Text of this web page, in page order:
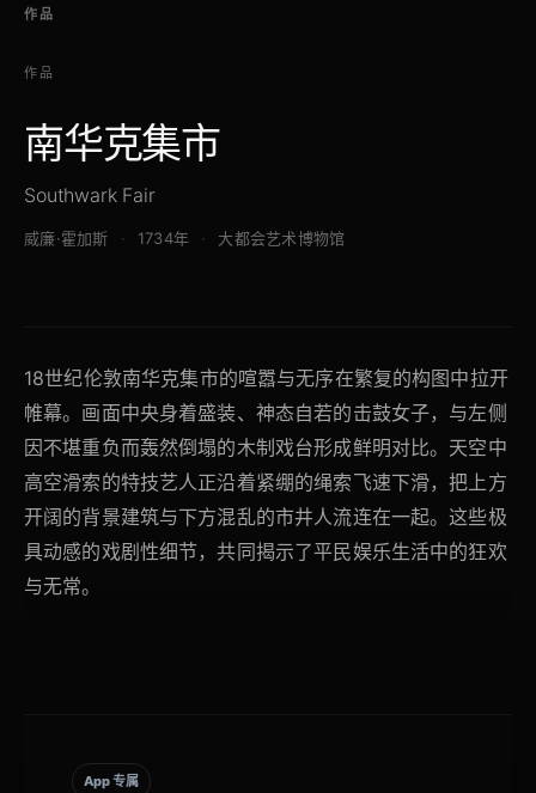
作品
作品
南华克集市
Southwark Fair
威廉·霍加斯 1734年 大都会艺术博物馆
18世纪伦敦南华克集市的喧嚣与无序在繁复的构图中拉开
帷幕。画面中央身着盛装、神态自若的击鼓女子，与左侧
因不堪重负而轰然倒塌的木制戏台形成鲜明对比。天空中
高空滑索的特技艺人正沿着紧绷的绳索飞速下滑，把上方
开阔的背景建筑与下方混乱的市井人流连在一起。这些极
具动感的戏剧性细节，共同揭示了平民娱乐生活中的狂欢
与无常。
App 专属